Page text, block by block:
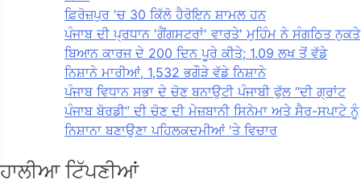
ਫ਼ਿਰੋਜ਼ਪੁਰ 'ਚ 30 ਕਿੱਲੋ ਹੈਰੋਇਨ ਸ਼ਾਮਲ ਹਨ
ਪੰਜਾਬ ਦੀ ਪ੍ਰਧਾਨ 'ਗੈਂਗਸਟਰਾਂ' ਵਾਰਤੇ' ਮੁਹਿੰਮ ਨੇ ਸੰਗਠਿਤ ਨੁਕਤੇ
ਬਿਆਨ ਕਾਰਜ ਦੇ 200 ਦਿਨ ਪੂਰੇ ਕੀਤੇ; 1.09 ਲਖ ਤੋਂ ਵੱਡੇ
ਨਿਸ਼ਾਨੇ ਮਾਰੀਆਂ, 1,532 ਭਗੌੜੇ ਵੱਡੇ ਨਿਸ਼ਾਨੇ
ਪੰਜਾਬ ਵਿਧਾਨ ਸਭਾ ਦੇ ਚੋਣ ਬਨਾਉਟੀ ਪੰਜਾਬੀ ਫੁੱਲ “ਦੀ ਗ੍ਰਾਂਟ
ਪੰਜਾਬ ਬੋਰਡੀ” ਦੀ ਚੋਣ ਦੀ ਮੇਜ਼ਬਾਨੀ ਸਿਨੇਮਾ ਅਤੇ ਸੈਰ-ਸਪਾਟੇ ਨੂੰ
ਨਿਸ਼ਾਨਾ ਬਣਾਉਣਾ ਪਹਿਲਕਦਮੀਆਂ 'ਤੇ ਵਿਚਾਰ
ਹਾਲੀਆ ਟਿੱਪਣੀਆਂ